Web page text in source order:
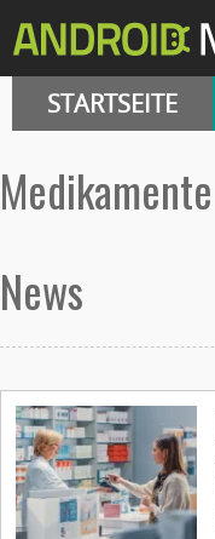
STARTSEITE
Medikamente
News